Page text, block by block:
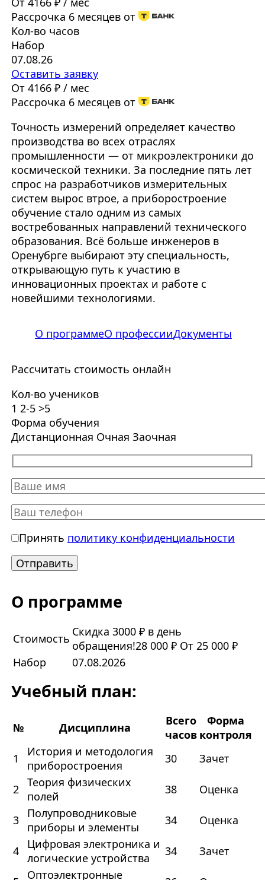
Рассрочка 6 месяцев от
Кол-во часов
Набор
07.08.26
Оставить заявку
От 4166 ₽ / мес
Рассрочка 6 месяцев от
Точность измерений определяет качество
производства во всех отраслях
промышленности — от микроэлектроники до
космической техники. За последние пять лет
спрос на разработчиков измерительных
систем вырос втрое, а приборостроение
обучение стало одним из самых
востребованных направлений технического
образования. Всё больше инженеров в
Оренубрге выбирают эту специальность,
открывающую путь к участию в
инновационных проектах и работе с
новейшими технологиями.
О программеО профессииДокументы
Рассчитать стоимость онлайн
Кол-во учеников
1 2-5 >5
Форма обучения
Дистанционная Очная Заочная
Принять политику конфиденциальности
О программе
Стоимость Скидка 3000 ₽ в день
обращения!28 000 ₽ От 25 000 ₽
Набор
07.08.2026
Учебный план:
№ Дисциплина
Всего
часов
Форма
контроля
1
История и методология
приборостроения
30 Зачет
2 Теория физических
полей
38 Оценка
3
Полупроводниковые
приборы и элементы
34 Оценка
4
Цифровая электроника и
логические устройства
34 Зачет
Оптоэлектронные